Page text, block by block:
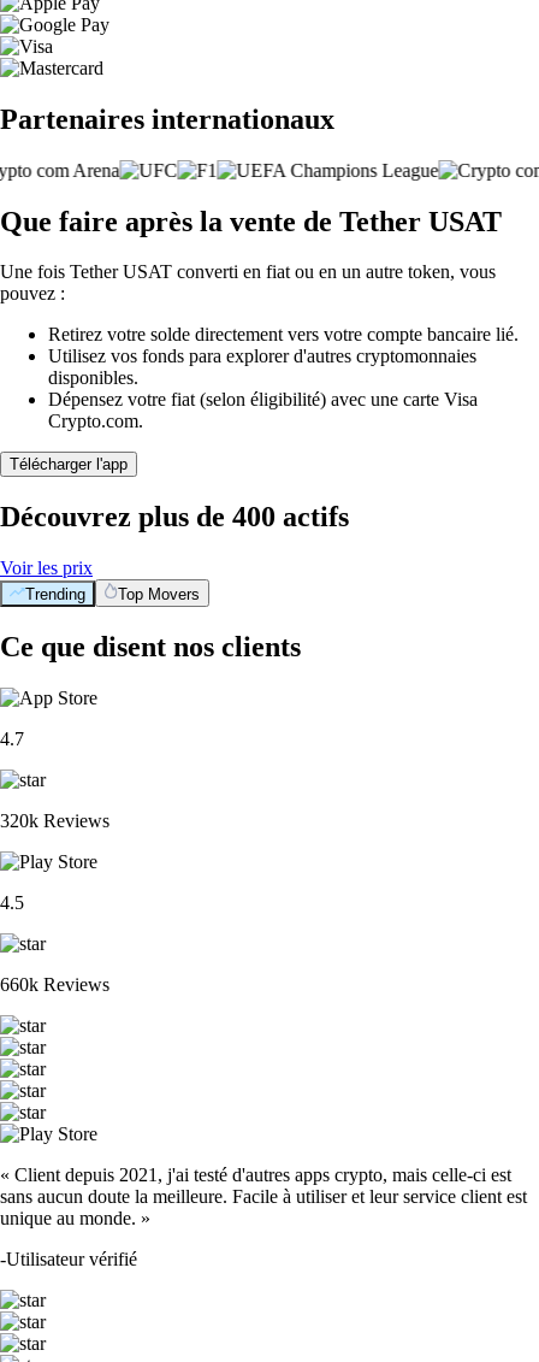
Partenaires internationaux
Que faire après la vente de Tether USAT
Une fois Tether USAT converti en fiat ou en un autre token, vous
pouvez :
Retirez votre solde directement vers votre compte bancaire lié.
Utilisez vos fonds para explorer d'autres cryptomonnaies
disponibles.
Dépensez votre fiat (selon éligibilité) avec une carte Visa
Crypto.com.
Télécharger l'app
Découvrez plus de 400 actifs
Voir les prix
Trending Top Movers
Ce que disent nos clients
4.7
320k Reviews
4.5
660k Reviews
« Client depuis 2021, j'ai testé d'autres apps crypto, mais celle-ci est
sans aucun doute la meilleure. Facile à utiliser et leur service client est
unique au monde. »
-Utilisateur vérifié